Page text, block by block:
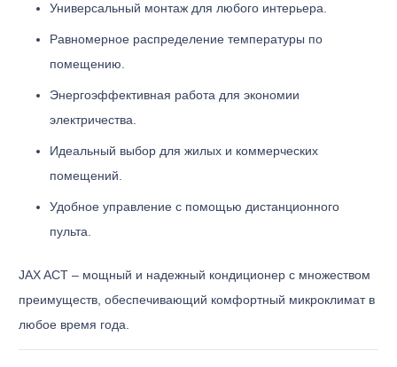
Универсальный монтаж для любого интерьера.
Равномерное распределение температуры по
помещению.
Энергоэффективная работа для экономии
электричества.
Идеальный выбор для жилых и коммерческих
помещений.
Удобное управление с помощью дистанционного
пульта.
JAX ACT – мощный и надежный кондиционер с множеством
преимуществ, обеспечивающий комфортный микроклимат в
любое время года.